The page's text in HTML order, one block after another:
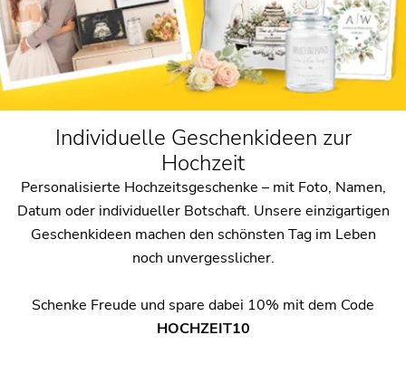
Individuelle Geschenkideen zur
Hochzeit
Personalisierte Hochzeitsgeschenke – mit Foto, Namen,
Datum oder individueller Botschaft. Unsere einzigartigen
Geschenkideen machen den schönsten Tag im Leben
noch unvergesslicher.
Schenke Freude und spare dabei 10% mit dem Code
HOCHZEIT10